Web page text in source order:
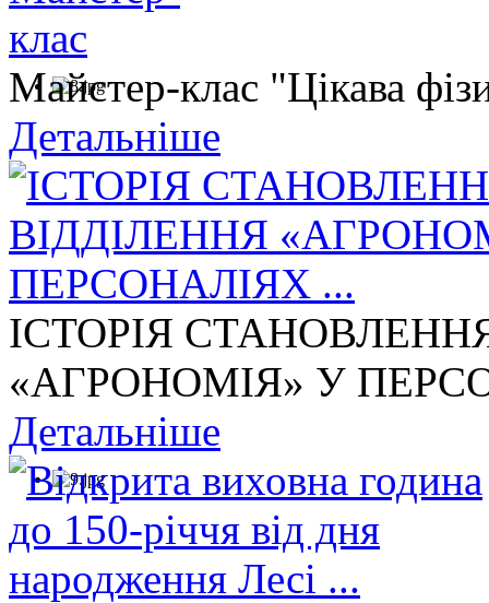
Майстер-клас "Цікава
Детальніше
ІСТОРІЯ
«АГРОНОМІЯ» У
Детальніше